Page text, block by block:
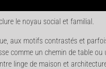
le noyau social et familial.
aux motifs contrastés et
comme un chemin de table
linge de maison et